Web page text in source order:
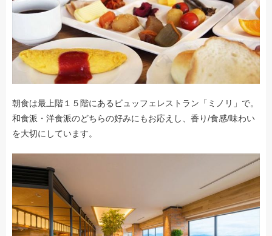
朝食は最上階１５階にあるビュッフェレストラン「ミノリ」で。
和食派・洋食派のどちらの好みにもお応えし、香り/食感/味わい
を大切にしています。